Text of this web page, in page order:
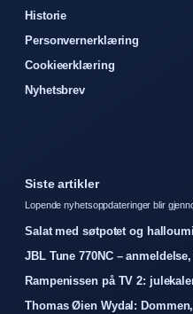
Historie
Personvernerklæring
Cookieerklæring
Nyhetsbrev
Siste artikler
Lopende nyhetsoppdateringer blir
Salat med søtpotet og
JBL Tune 770NC –
Rampenissen på TV 2:
Thomas Øien Wydal: